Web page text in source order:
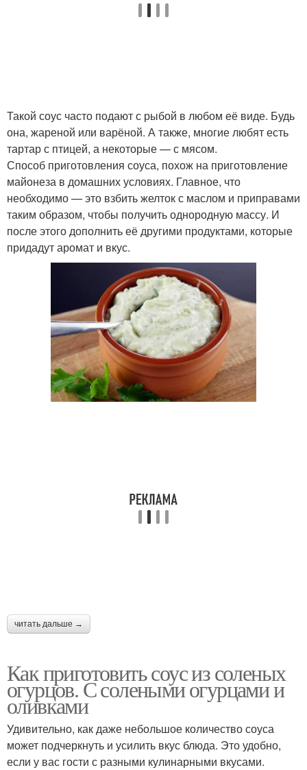
Соус в кулинарии Томатный суп
Сырный соус Соус для спагетти
Соус из томатной пасты Язык в соевом соусе
Йогуртовый соус
Такой соус часто подают с рыбой в любом её виде. Будь
она, жареной или варёной. А также, многие любят есть
тартар с птицей, а некоторые — с мясом.
Способ приготовления соуса, похож на приготовление
майонеза в домашних условиях. Главное, что
необходимо — это взбить желток с маслом и приправами
таким образом, чтобы получить однородную массу. И
после этого дополнить её другими продуктами, которые
придадут аромат и вкус.
читать дальше →
Как приготовить соус из соленых
огурцов. С солеными огурцами и
оливками
Удивительно, как даже небольшое количество соуса
может подчеркнуть и усилить вкус блюда. Это удобно,
если у вас гости с разными кулинарными вкусами.